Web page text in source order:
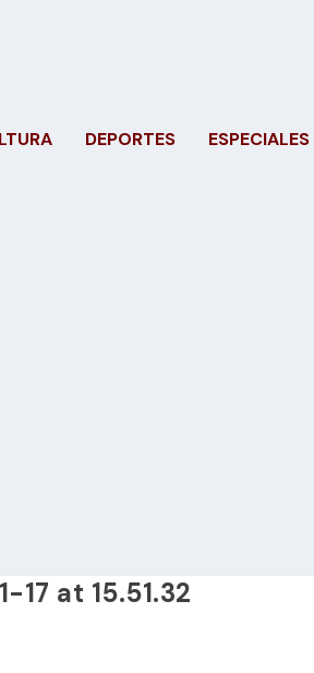
DEPORTES ESPECIALES
at 15.51.32